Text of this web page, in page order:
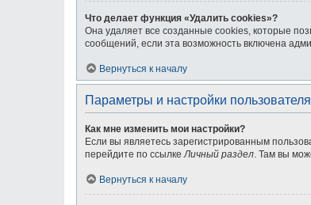
Что делает функция «Удалить cookies»?
Она удаляет все созданные cookies, которые
сообщений, если эта возможность включена
Вернуться к началу
Параметры и настройки пользователя
Как мне изменить мои настройки?
Если вы являетесь зарегистрированным
перейдите по ссылкеЛичный раздел. Там вы
Вернуться к началу